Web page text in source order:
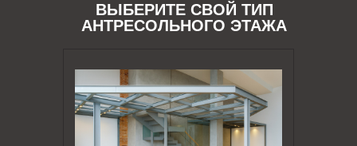
ВЫБЕРИТЕ СВОЙ ТИП
АНТРЕСОЛЬНОГО ЭТАЖА